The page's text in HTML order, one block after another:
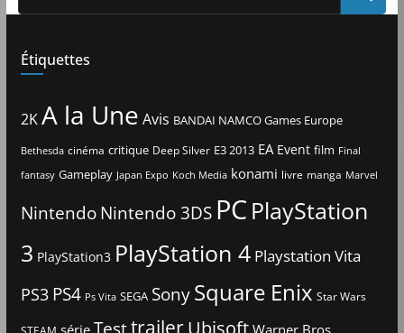
Étiquettes
2KA la Une Avis BANDAI NAMCO Games Europe
Bethesda cinéma critique Deep Silver E3 2013 EA Event film Final
fantasy Gameplay Japan Expo Koch Media konami livre manga Marvel
Nintendo Nintendo 3DS PCPlayStation
3 PlayStation3 PlayStation 4 Playstation Vita
PS3 PS4 Ps Vita SEGA Sony Square Enix Star Wars
Testtrailer